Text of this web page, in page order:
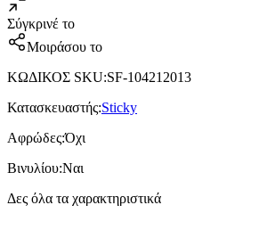
Σύγκρινέ το
Μοιράσου το
ΚΩΔΙΚΟΣ SKU:SF-104212013
Κατασκευαστής:Sticky
Αφρώδες:Όχι
Βινυλίου:Ναι
Δες όλα τα χαρακτηριστικά